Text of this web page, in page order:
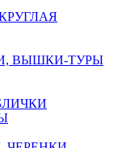
ВЫШКИ-ТУРЫ